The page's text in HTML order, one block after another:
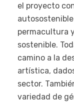
el proyecto
permacultura
sostenible.
camino a la
artística,
sector.
variedad de